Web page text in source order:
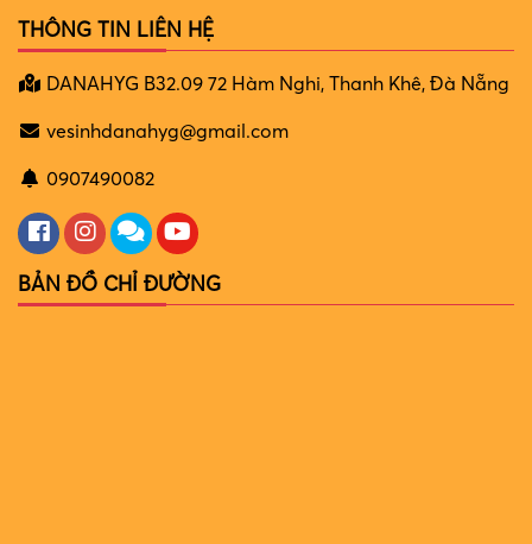
THÔNG TIN LIÊN HỆ
DANAHYG B32.09 72 Hàm Nghi, Thanh Khê, Đà Nẵng
vesinhdanahyg@gmail.com
0907490082
BẢN ĐỒ CHỈ ĐƯỜNG